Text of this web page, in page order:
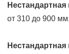
от 310 до 900 мм,